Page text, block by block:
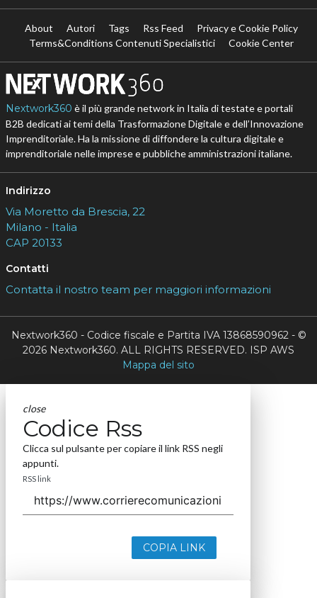
About Autori Tags Rss Feed
Privacy e Cookie Policy
Terms&Conditions Contenuti Specialistici
Cookie Center
Nextwork360 è il più grande network in Italia di testate e portali
B2B dedicati ai temi della Trasformazione Digitale e dell’Innovazione
Imprenditoriale. Ha la missione di diffondere la cultura digitale e
imprenditoriale nelle imprese e pubbliche amministrazioni italiane.
Indirizzo
Via Moretto da Brescia, 22
Milano - Italia
CAP 20133
Contatti
Contatta il nostro team per maggiori informazioni
Nextwork360 - Codice fiscale e Partita IVA 13868590962 - ©
2026 Nextwork360. ALL RIGHTS RESERVED. ISP AWS
Mappa del sito
close
Codice Rss
Clicca sul pulsante per copiare il link RSS negli
appunti.
RSS link
COPIA LINK